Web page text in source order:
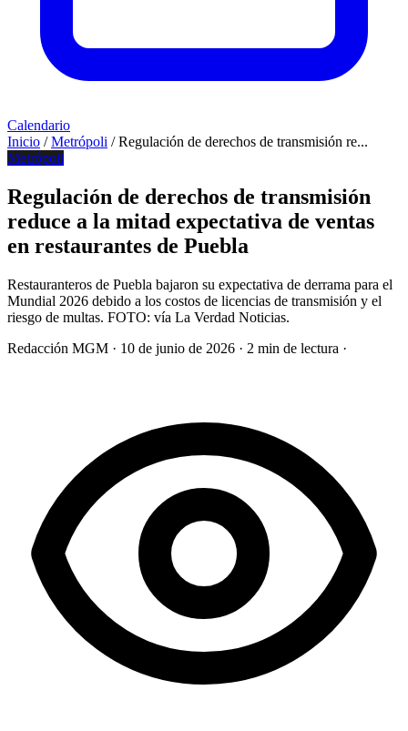
Calendario
Inicio / Metrópoli / Regulación de derechos de transmisión re...
Metrópoli
Regulación de derechos de transmisión
reduce a la mitad expectativa de ventas
en restaurantes de Puebla
Restauranteros de Puebla bajaron su expectativa de derrama para el
Mundial 2026 debido a los costos de licencias de transmisión y el
riesgo de multas. FOTO: vía La Verdad Noticias.
Redacción MGM · 10 de junio de 2026 · 2 min de lectura ·